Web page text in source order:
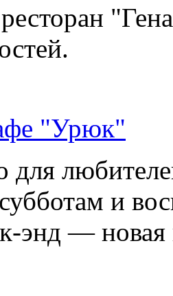
"Урюк"
для
и
энд — новая